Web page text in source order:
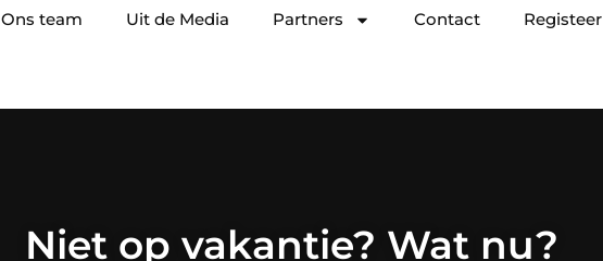
Ons team Uit de Media Partners Contact Registeer
Niet op vakantie? Wat nu?